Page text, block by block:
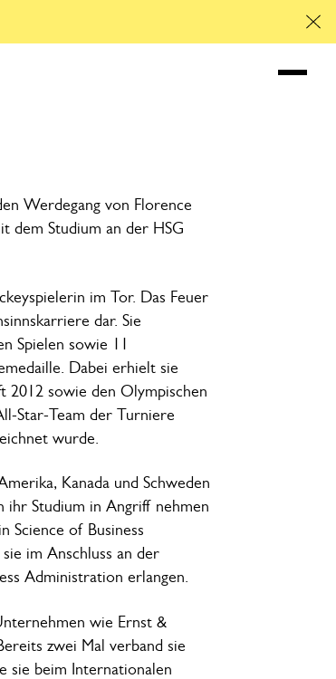
Werdegang von Florence
dem Studium an der HSG
im Tor. Das Feuer
dar. Sie
Spielen sowie 11
Dabei erhielt sie
2012 sowie den Olympischen
Star-Team der Turniere
wurde.
Kanada und Schweden
ihr Studium in Angriff nehmen
Science of Business
im Anschluss an der
Administration erlangen.
wie Ernst &
zwei Mal verband sie
sie beim Internationalen